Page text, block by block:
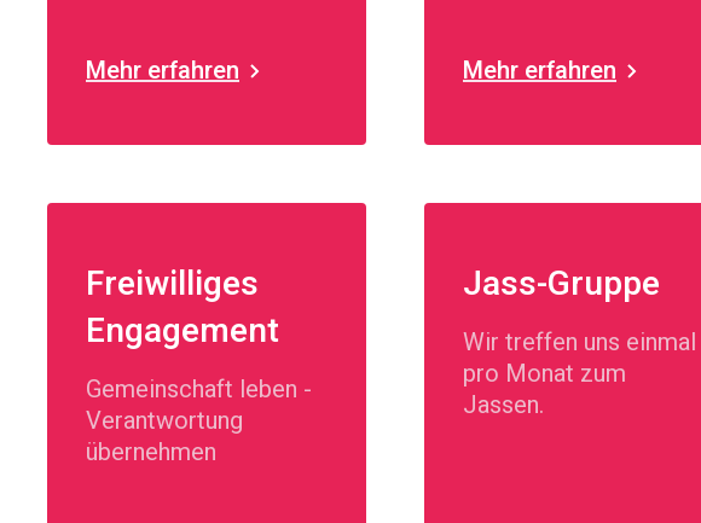
Mehr erfahren Mehr erfahren
Freiwilliges
Engagement
Gemeinschaft leben -
Verantwortung
übernehmen
Jass-Gruppe
Wir treffen uns einmal
pro Monat zum
Jassen.